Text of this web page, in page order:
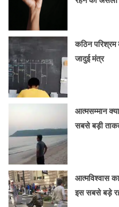
कठिन
जादुई मंत्र
आत्मसम्मान
सबसे बड़ी
आत्मविश्वास
इस सबसे बड़े